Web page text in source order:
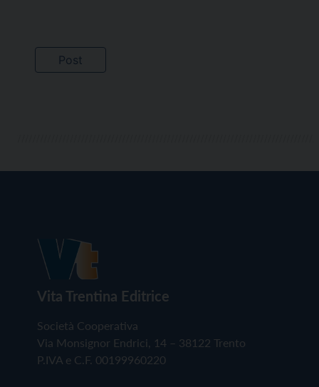
Vita Trentina Editrice
Società Cooperativa
Via Monsignor Endrici, 14 – 38122 Trento
P.IVA e C.F. 00199960220